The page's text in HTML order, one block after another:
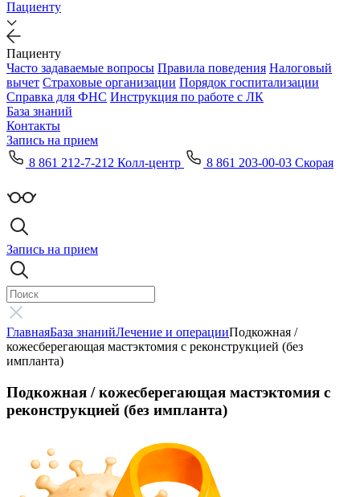
Пациенту
Пациенту
Часто задаваемые вопросы Правила поведения Налоговый
вычет Страховые организации Порядок госпитализации
Справка для ФНС Инструкция по работе с ЛК
База знаний
Контакты
Запись на прием
8 861 212-7-212 Колл-центр
8 861 203-00-03 Скорая
Запись на прием
ГлавнаяБаза знанийЛечение и операцииПодкожная /
кожесберегающая мастэктомия с реконструкцией (без
импланта)
Подкожная / кожесберегающая мастэктомия с
реконструкцией (без импланта)